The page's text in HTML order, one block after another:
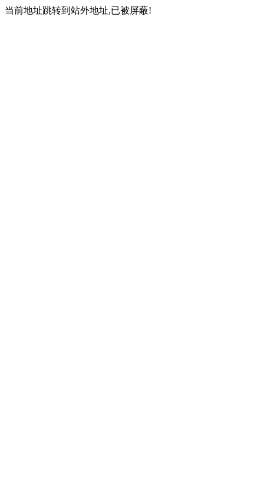
当前地址跳转到站外地址,已被屏蔽!